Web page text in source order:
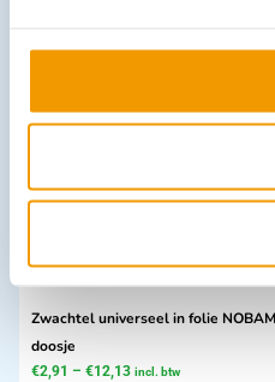
Zwachtel universeel in folie
doosje
€2,91 – €12,13 incl. btw